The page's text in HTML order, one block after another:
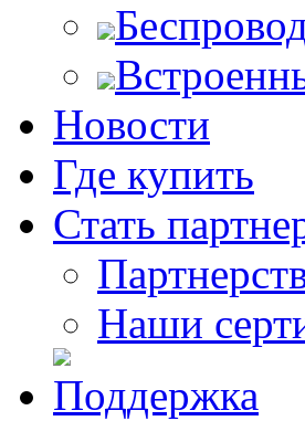
Новости
Где купить
Стать
Наши
Поддержка